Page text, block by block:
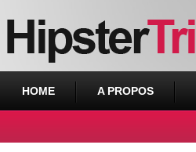
HOME A PROPOS